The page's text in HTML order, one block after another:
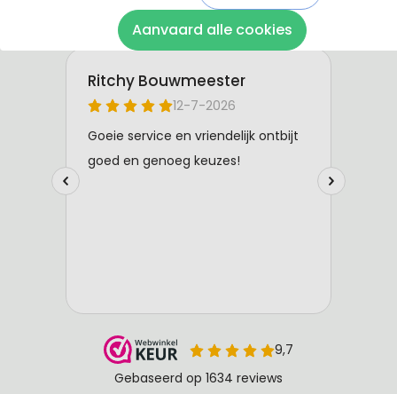
Aanvaard alle cookies